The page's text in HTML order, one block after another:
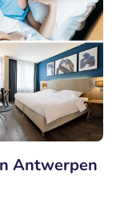
Antwerpen